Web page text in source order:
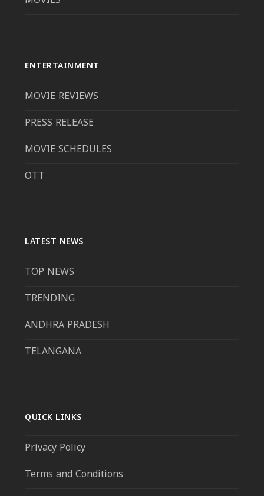
ENTERTAINMENT
MOVIE REVIEWS
PRESS RELEASE
MOVIE SCHEDULES
OTT
LATEST NEWS
TOP NEWS
TRENDING
ANDHRA PRADESH
TELANGANA
QUICK LINKS
Privacy Policy
Terms and Conditions